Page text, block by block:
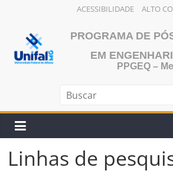
ACESSIBILIDADE ALTO
conteúdo
PROGRAMA DE
EM
PPGEQ –
Linhas de